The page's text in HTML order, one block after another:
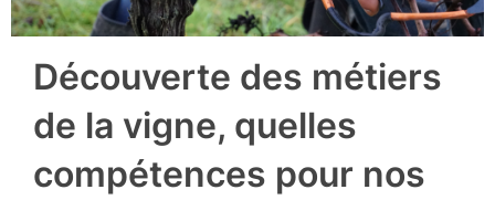
Découverte des métiers
de la vigne, quelles
compétences pour nos